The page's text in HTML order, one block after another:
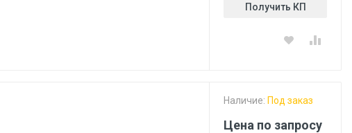
Получить КП
Наличие: Под заказ
Цена по запросу